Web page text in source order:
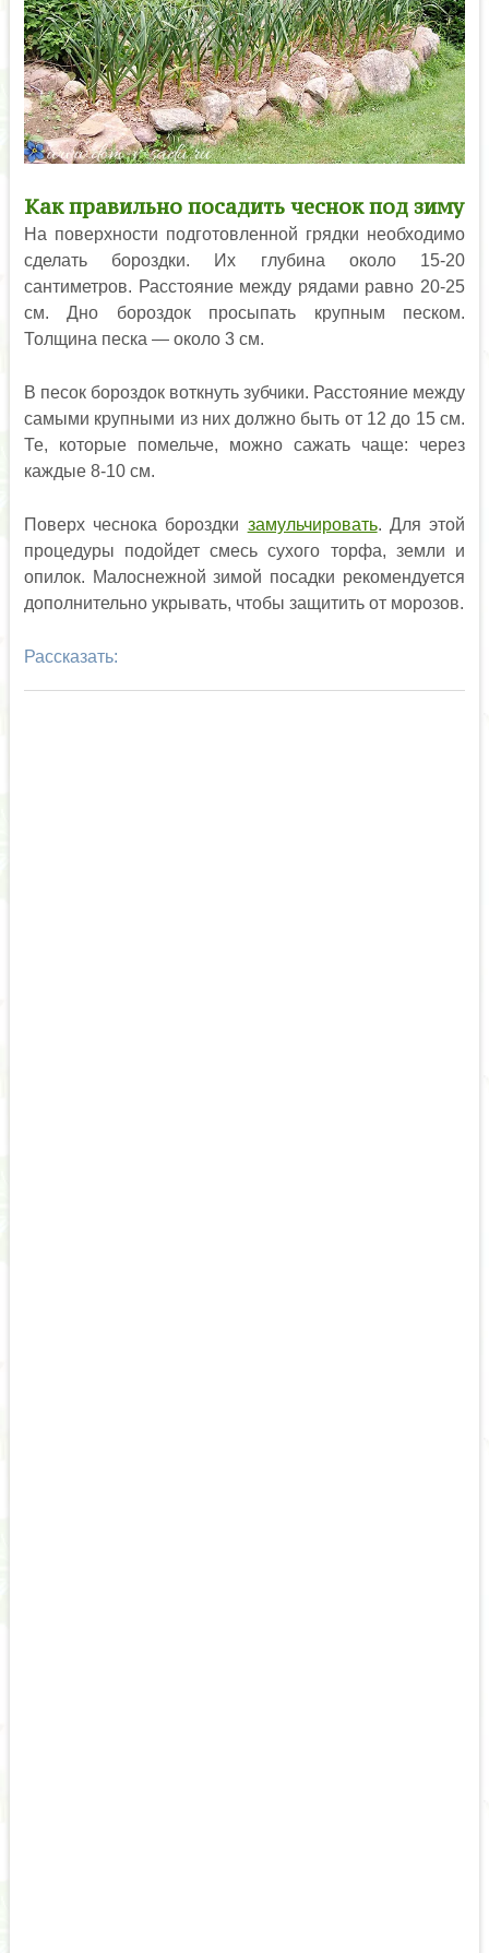
Как правильно посадить чеснок под зиму
На поверхности подготовленной грядки необходимо
сделать бороздки. Их глубина около 15-20
сантиметров. Расстояние между рядами равно 20-25
см. Дно бороздок просыпать крупным песком.
Толщина песка — около 3 см.
В песок бороздок воткнуть зубчики. Расстояние между
самыми крупными из них должно быть от 12 до 15 см.
Те, которые помельче, можно сажать чаще: через
каждые 8-10 см.
Поверх чеснока бороздки замульчировать. Для этой
процедуры подойдет смесь сухого торфа, земли и
опилок. Малоснежной зимой посадки рекомендуется
дополнительно укрывать, чтобы защитить от морозов.
Рассказать: